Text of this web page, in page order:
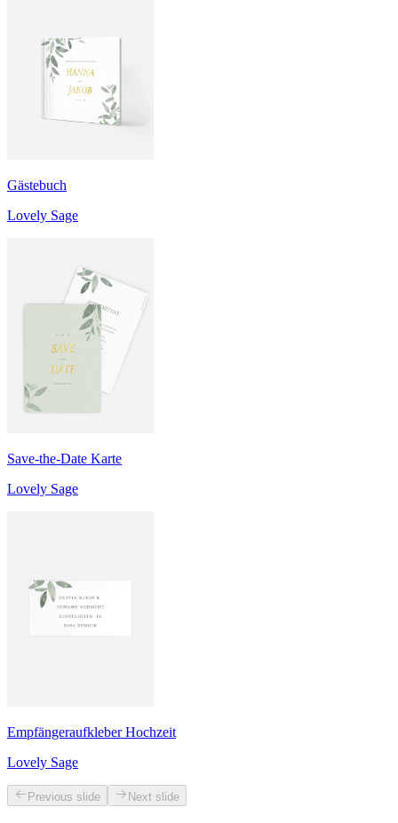
Gästebuch
Lovely Sage
Save-the-Date Karte
Lovely Sage
Empfängeraufkleber Hochzeit
Lovely Sage
Previous slide Next slide